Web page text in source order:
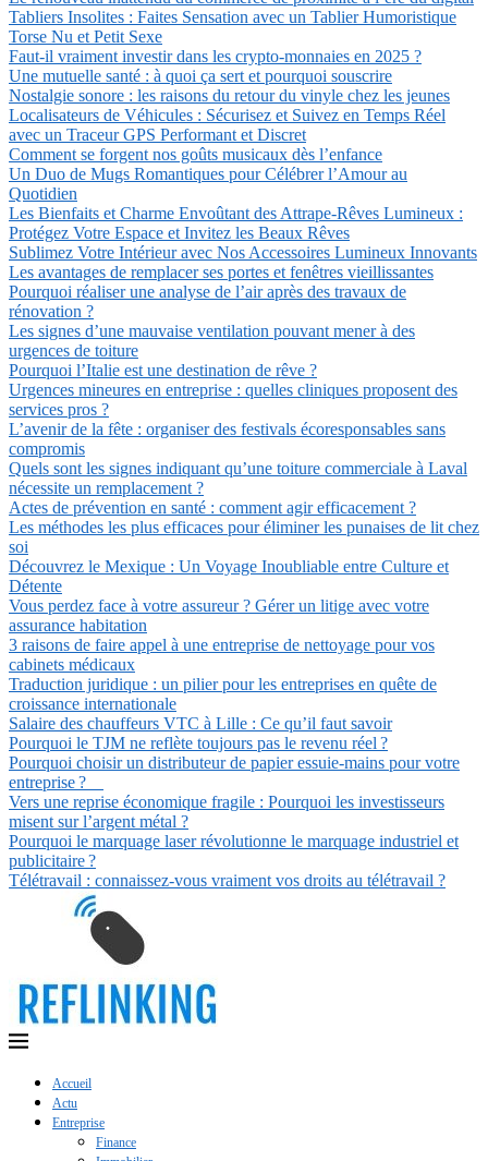
Tabliers Insolites : Faites Sensation avec un Tablier Humoristique
Torse Nu et Petit Sexe
Faut-il vraiment investir dans les crypto-monnaies en 2025 ?
Une mutuelle santé : à quoi ça sert et pourquoi souscrire
Nostalgie sonore : les raisons du retour du vinyle chez les jeunes
Localisateurs de Véhicules : Sécurisez et Suivez en Temps Réel
avec un Traceur GPS Performant et Discret
Comment se forgent nos goûts musicaux dès l’enfance
Un Duo de Mugs Romantiques pour Célébrer l’Amour au
Quotidien
Les Bienfaits et Charme Envoûtant des Attrape-Rêves Lumineux :
Protégez Votre Espace et Invitez les Beaux Rêves
Sublimez Votre Intérieur avec Nos Accessoires Lumineux Innovants
Les avantages de remplacer ses portes et fenêtres vieillissantes
Pourquoi réaliser une analyse de l’air après des travaux de
rénovation ?
Les signes d’une mauvaise ventilation pouvant mener à des
urgences de toiture
Pourquoi l’Italie est une destination de rêve ?
Urgences mineures en entreprise : quelles cliniques proposent des
services pros ?
L’avenir de la fête : organiser des festivals écoresponsables sans
compromis
Quels sont les signes indiquant qu’une toiture commerciale à Laval
nécessite un remplacement ?
Actes de prévention en santé : comment agir efficacement ?
Les méthodes les plus efficaces pour éliminer les punaises de lit chez
soi
Découvrez le Mexique : Un Voyage Inoubliable entre Culture et
Détente
Vous perdez face à votre assureur ? Gérer un litige avec votre
assurance habitation
3 raisons de faire appel à une entreprise de nettoyage pour vos
cabinets médicaux
Traduction juridique : un pilier pour les entreprises en quête de
croissance internationale
Salaire des chauffeurs VTC à Lille : Ce qu’il faut savoir
Pourquoi le TJM ne reflète toujours pas le revenu réel ?
Pourquoi choisir un distributeur de papier essuie-mains pour votre
entreprise ?
Vers une reprise économique fragile : Pourquoi les investisseurs
misent sur l’argent métal ?
Pourquoi le marquage laser révolutionne le marquage industriel et
publicitaire ?
Télétravail : connaissez-vous vraiment vos droits au télétravail ?
Accueil
Actu
Entreprise
Finance